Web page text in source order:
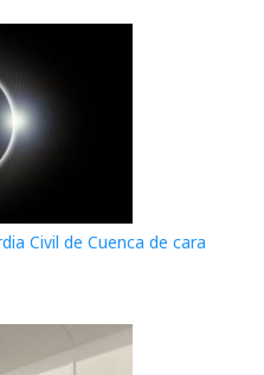
Civil de Cuenca de cara